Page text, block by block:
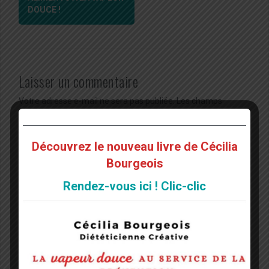
DOUCE !
Laisser un commentaire
Votre adresse e-mail ne sera pas publiée.Les champs
obligatoires sont indiqués avec
Découvrez le nouveau livre de Cécilia
Bourgeois
Rendez-vous ici ! Clic-clic